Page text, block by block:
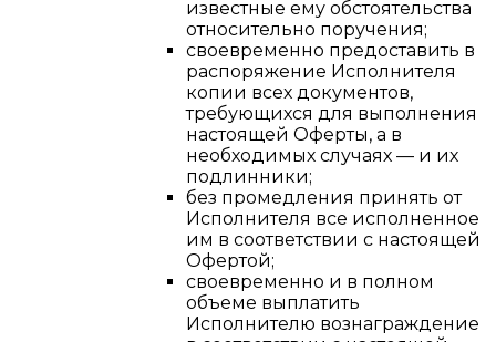
известные ему обстоятельства
относительно поручения;
своевременно предоставить в
распоряжение Исполнителя
копии всех документов,
требующихся для выполнения
настоящей Оферты, а в
необходимых случаях — и их
подлинники;
без промедления принять от
Исполнителя все исполненное
им в соответствии с настоящей
Офертой;
своевременно и в полном
объеме выплатить
Исполнителю вознаграждение